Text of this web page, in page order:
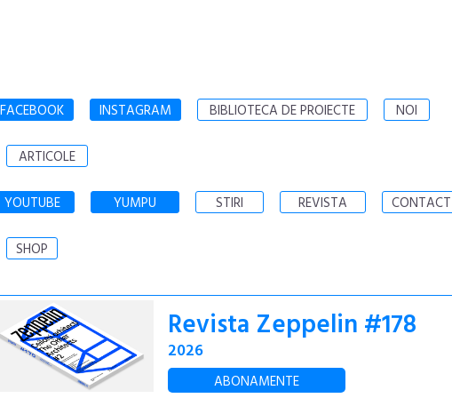
FACEBOOK INSTAGRAM BIBLIOTECA DE PROIECTE NOI
ARTICOLE
YOUTUBE YUMPU STIRI REVISTA CONTACT
SHOP
Revista Zeppelin #178
2026
ABONAMENTE